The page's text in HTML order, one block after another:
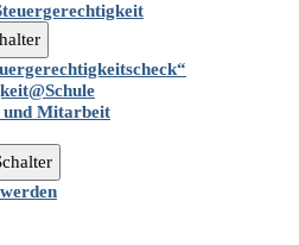
und Mitarbeit